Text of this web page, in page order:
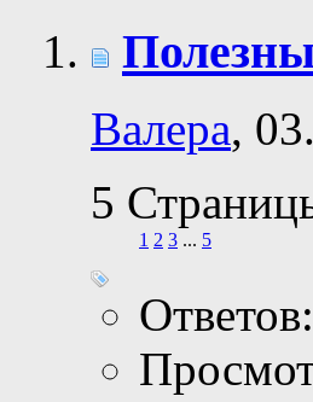
Валера,
5
1 2 3 ... 5